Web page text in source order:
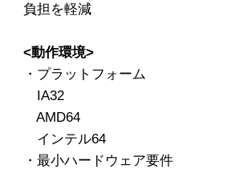
負担を軽減
<動作環境>
・プラットフォーム
IA32
AMD64
インテル64
・最小ハードウェア要件